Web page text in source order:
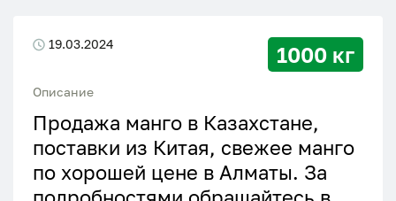
19.03.2024 1000 кг
Описание
Продажа манго в Казахстане,
поставки из Китая, свежее манго
по хорошей цене в Алматы. За